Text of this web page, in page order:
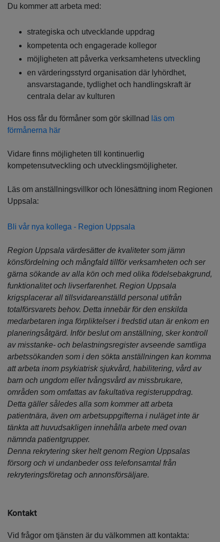
Du kommer att arbeta med:
strategiska och utvecklande uppdrag
kompetenta och engagerade kollegor
möjligheten att påverka verksamhetens utveckling
en värderingsstyrd organisation där lyhördhet,
ansvarstagande, tydlighet och handlingskraft är
centrala delar av kulturen
Hos oss får du förmåner som gör skillnad läs om
förmånerna här
Vidare finns möjligheten till kontinuerlig
kompetensutveckling och utvecklingsmöjligheter.
Läs om anställningsvillkor och lönesättning inom Regionen
Uppsala:
Bli vår nya kollega - Region Uppsala
Region Uppsala värdesätter de kvaliteter som jämn
könsfördelning och mångfald tillför verksamheten och ser
gärna sökande av alla kön och med olika födelsebakgrund,
funktionalitet och livserfarenhet. Region Uppsala
krigsplacerar all tillsvidareanställd personal utifrån
totalförsvarets behov. Detta innebär för den enskilda
medarbetaren inga förpliktelser i fredstid utan är enkom en
planeringsåtgärd. Inför beslut om anställning, sker kontroll
av misstanke- och belastningsregister avseende samtliga
arbetssökanden som i den sökta anställningen kan komma
att arbeta inom psykiatrisk sjukvård, habilitering, vård av
barn och ungdom eller tvångsvård av missbrukare,
områden som omfattas av fakultativa registeruppdrag.
Detta gäller således alla som kommer att arbeta
patientnära, även om arbetsuppgifterna i nuläget inte är
tänkta att huvudsakligen innehålla arbete med ovan
nämnda patientgrupper.
Denna rekrytering sker helt genom Region Uppsalas
försorg och vi undanbeder oss telefonsamtal från
rekryteringsföretag och annonsförsäljare.
Kontakt
Vid frågor om tjänsten är du välkommen att kontakta: